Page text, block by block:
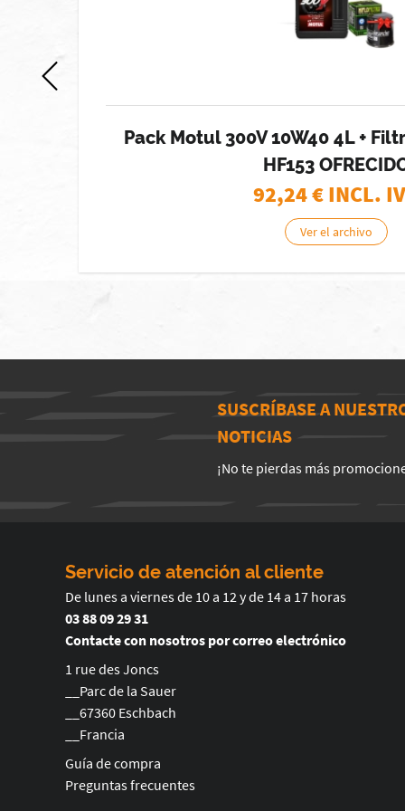
Pack Motul 300V 10W40 4L +
HF153
92,24€ INCL.
Ver el archivo
SUSCRÍBASE A
NOTICIAS
¡No te pierdas más
Servicio de atención al cliente
De lunes a viernes de 10 a 12 y de 14 a 17 horas
03 88 09 29 31
Contacte con nosotros por correo electrónico
1 rue des Joncs
__Parc de la Sauer
__67360 Eschbach
__Francia
Guía de compra
Preguntas frecuentes